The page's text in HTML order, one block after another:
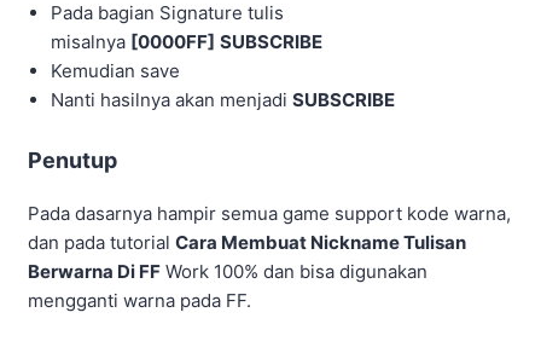
Pada bagian Signature tulis
misalnya [0000FF] SUBSCRIBE
Kemudian save
Nanti hasilnya akan menjadiSUBSCRIBE
Penutup
Pada dasarnya hampir semua game support kode warna,
dan pada tutorial Cara Membuat Nickname Tulisan
Berwarna Di FF Work 100% dan bisa digunakan
mengganti warna pada FF.